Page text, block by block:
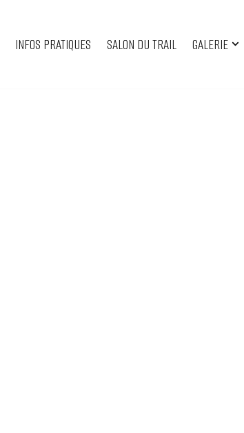
INFOS PRATIQUES SALON DU TRAIL GALERIE